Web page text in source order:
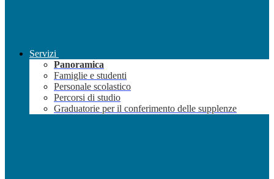
Servizi
Panoramica
Famiglie e studenti
Personale scolastico
Percorsi di studio
Graduatorie per il conferimento delle supplenze